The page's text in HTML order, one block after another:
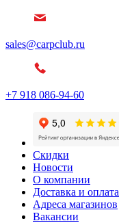
sales@carpclub.ru
+7 918 086-94-60
Скидки
Новости
О компании
Доставка и оплата
Адреса магазинов
Вакансии